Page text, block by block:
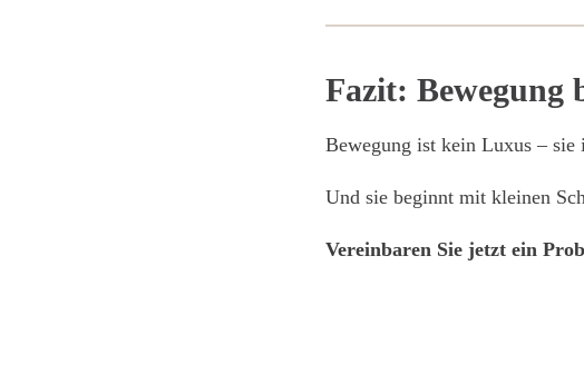
Fazit: Bewegung
Bewegung ist kein Luxus – sie
Und sie beginnt mit kleinen
Vereinbaren Sie jetzt ein